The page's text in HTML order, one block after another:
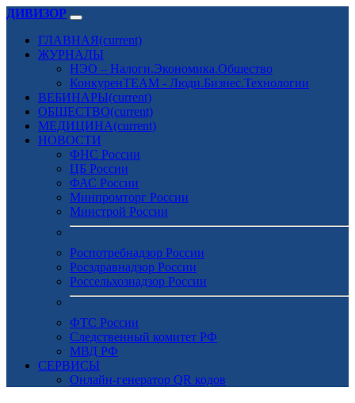
ДИВИЗОР
ГЛАВНАЯ(current)
ЖУРНАЛЫ
НЭО – Налоги.Экономика.Общество
КонкуренTEAM - Люди.Бизнес.Технологии
ВЕБИНАРЫ(current)
ОБЩЕСТВО(current)
МЕДИЦИНА(current)
НОВОСТИ
ФНС России
ЦБ России
ФАС России
Минпромторг России
Минстрой России
Роспотребнадзор России
Росздравнадзор России
Россельхознадзор России
ФТС России
Следственный комитет РФ
МВД РФ
СЕРВИСЫ
Онлайн-генератор QR кодов